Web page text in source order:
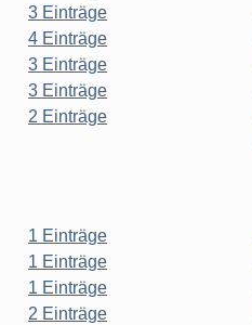
3 Einträge
4 Einträge
3 Einträge
3 Einträge
2 Einträge
1 Einträge
1 Einträge
1 Einträge
2 Einträge